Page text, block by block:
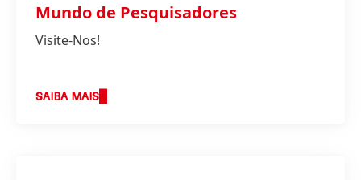
Mundo de Pesquisadores
Visite-Nos!
SAIBA MAIS